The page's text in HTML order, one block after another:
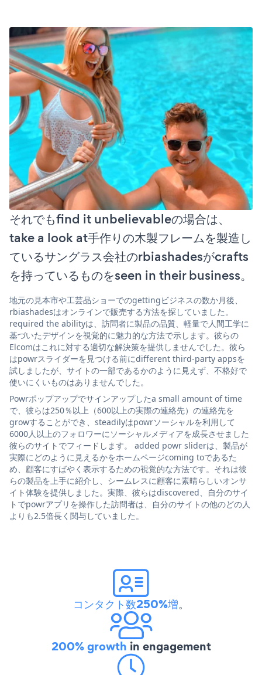
それでもfind it unbelievableの場合は、
take a look at手作りの木製フレームを製造し
ているサングラス会社のrbiashadesがcrafts
を持っているものをseen in their business。
地元の見本市や工芸品ショーでのgettingビジネスの数か月後、
rbiashadesはオンラインで販売する方法を探していました。
required the abilityは、訪問者に製品の品質、軽量で人間工学に
基づいたデザインを視覚的に魅力的な方法で示します。彼らの
Elcomはこれに対する適切な解決策を提供しませんでした。彼ら
はpowrスライダーを見つける前にdifferent third-party appsを
試しましたが、サイトの一部であるかのように見えず、不格好で
使いにくいものはありませんでした。
Powrポップアップでサインアップしたa small amount of time
で、彼らは250％以上（600以上の実際の連絡先）の連絡先を
growすることができ、steadilyはpowrソーシャルを利用して
6000人以上のフォロワーにソーシャルメディアを成長させました
彼らのサイトでフィードします。 added powr sliderは、製品が
実際にどのように見えるかをホームページcoming toであるた
め、顧客にすばやく表示するための視覚的な方法です。それは彼
らの製品を上手に紹介し、シームレスに顧客に素晴らしいオンサ
イト体験を提供しました。実際、彼らはdiscovered、自分のサイ
トでpowrアプリを操作した訪問者は、自分のサイトの他のどの人
よりも2.5倍長く関与していました。
コンタクト数250%増。
200% growth in engagement